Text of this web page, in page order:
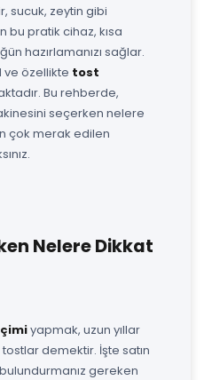
sucuk, zeytin gibi
bu pratik cihaz, kısa
hazırlamanızı sağlar.
ve özellikte tost
Bu rehberde,
seçerken nelere
çok merak edilen
Nelere Dikkat
yapmak, uzun yıllar
demektir. İşte satın
gereken